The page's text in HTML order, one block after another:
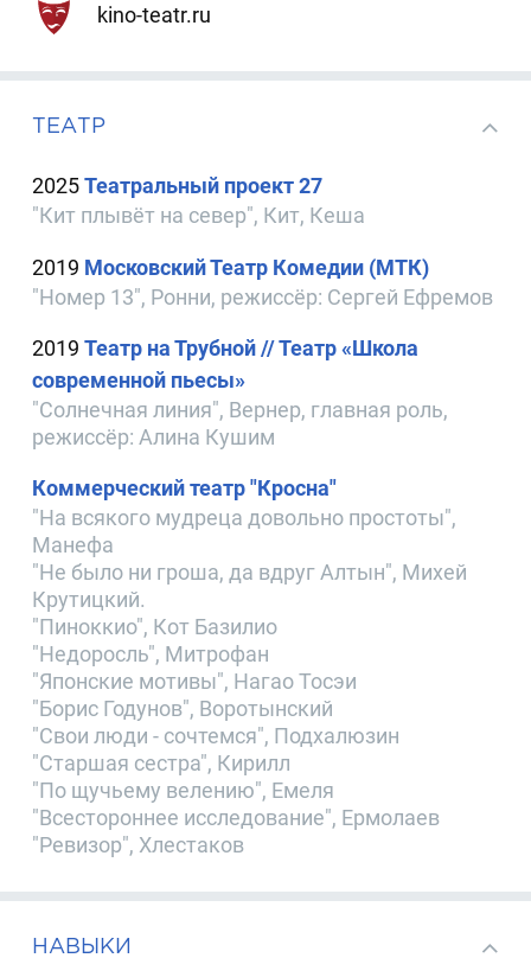
kino-teatr.ru
ТЕАТР
2025Театральный проект 27
"Кит плывёт на север", Кит, Кеша
2019 Московский Театр Комедии (МТК)
"Номер 13", Ронни, режиссёр: Сергей Ефремов
2019Театр на Трубной // Театр «Школа
современной пьесы»
"Солнечная линия", Вернер, главная роль,
режиссёр: Алина Кушим
Коммерческий театр "Кросна"
"На всякого мудреца довольно простоты",
Манефа
"Не было ни гроша, да вдруг Алтын", Михей
Крутицкий.
"Пиноккио", Кот Базилио
"Недоросль", Митрофан
"Японские мотивы", Нагао Тосэи
"Борис Годунов", Воротынский
"Свои люди - сочтемся", Подхалюзин
"Старшая сестра", Кирилл
"По щучьему велению", Емеля
"Всестороннее исследование", Ермолаев
"Ревизор", Хлестаков
НАВЫКИ